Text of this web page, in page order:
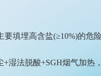
填埋高含盐(≥10%)的危
湿法脱酸+SGH烟气加热